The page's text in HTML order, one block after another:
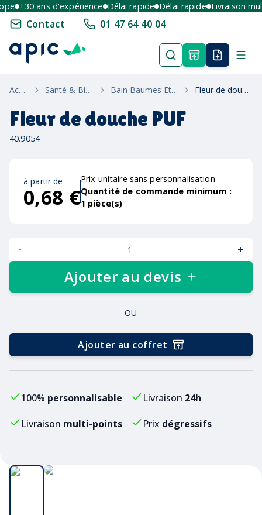
+30 ans d'expérience Délai rapide Délai rapide Livraison
Contact 01 47 64 40 04
Accueil Santé & Bien Etre Bain Baumes Et Crèmes Fleur de douche PUF
Fleur de douche PUF
40.9054
à partir de
0,68 €
Prix unitaire sans personnalisation
Quantité de commande minimum :
1 pièce(s)
- +
Ajouter au devis
OU
Ajouter au coffret
100% personnalisable Livraison 24h
Livraison multi-points Prix dégressifs